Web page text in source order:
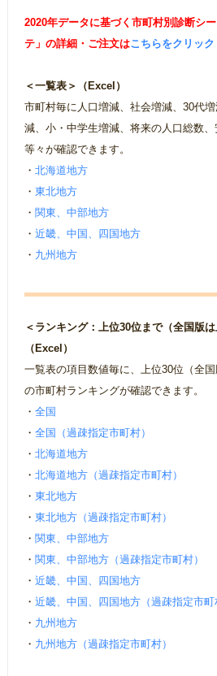
2020年データに基づく市町村別診断シ
テ」の詳細・ご注文はこちらをクリック
＜一覧表＞（Excel）
市町村毎に人口増減、社会増減、30代
減、小・中学生増減、将来の人口総数
等々が確認できます。
・ 北海道地方
・ 東北地方
・ 関東、中部地方
・ 近畿、中国、四国地方
・ 九州地方
＜ランキング：上位30位まで（全国版
（Excel）
一覧表の項目数値毎に、上位30位（全
の市町村ランキングが確認できます。
・ 全国
・ 全国（過疎指定市町村）
・ 北海道地方
・ 北海道地方（過疎指定市町村）
・ 東北地方
・ 東北地方（過疎指定市町村）
・ 関東、中部地方
・ 関東、中部地方（過疎指定市町村）
・ 近畿、中国、四国地方
・ 近畿、中国、四国地方（過疎指定市町
・ 九州地方
・ 九州地方（過疎指定市町村）